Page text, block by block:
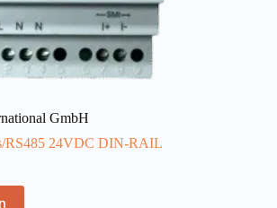
GmbH
RS485 24VDC DIN-RAIL